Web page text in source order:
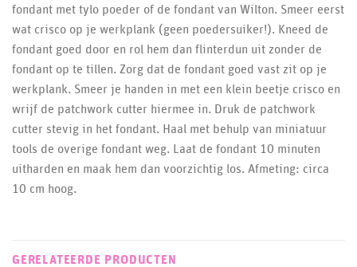
fondant met tylo poeder of de fondant van Wilton. Smeer eerst
wat crisco op je werkplank (geen poedersuiker!). Kneed de
fondant goed door en rol hem dan flinterdun uit zonder de
fondant op te tillen. Zorg dat de fondant goed vast zit op je
werkplank. Smeer je handen in met een klein beetje crisco en
wrijf de patchwork cutter hiermee in. Druk de patchwork
cutter stevig in het fondant. Haal met behulp van miniatuur
tools de overige fondant weg. Laat de fondant 10 minuten
uitharden en maak hem dan voorzichtig los. Afmeting: circa
10 cm hoog.
GERELATEERDE PRODUCTEN